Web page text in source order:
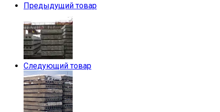
Предыдущий товар
Следующий товар